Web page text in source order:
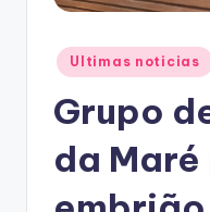
Posted
in
Ultimas noticias
Grupo
da